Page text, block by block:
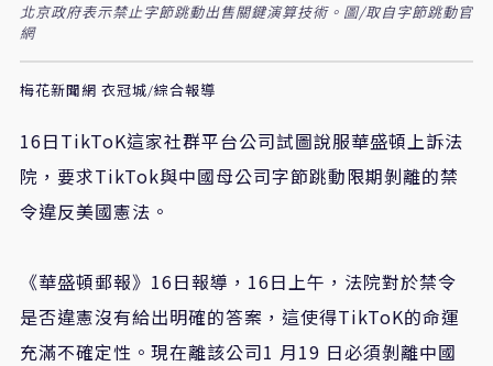
北京政府表示禁止字節跳動出售關鍵演算技術。圖/取自字節跳動官
網
梅花新聞網 衣冠城/綜合報導
16日TikToK這家社群平台公司試圖說服華盛頓上訴法
院，要求TikTok與中國母公司字節跳動限期剝離的禁
令違反美國憲法。
《華盛頓郵報》16日報導，16日上午，法院對於禁令
是否違憲沒有給出明確的答案，這使得TikToK的命運
充滿不確定性。現在離該公司1 月19 日必須剝離中國